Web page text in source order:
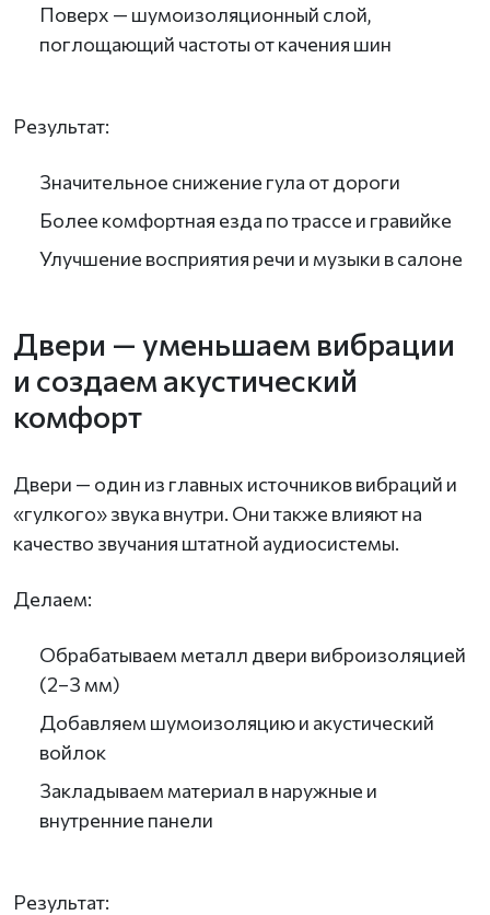
Поверх — шумоизоляционный слой,
поглощающий частоты от качения шин
Результат:
Значительное снижение гула от дороги
Более комфортная езда по трассе и гравийке
Улучшение восприятия речи и музыки в салоне
Двери — уменьшаем вибрации
и создаем акустический
комфорт
Двери — один из главных источников вибраций и
«гулкого» звука внутри. Они также влияют на
качество звучания штатной аудиосистемы.
Делаем:
Обрабатываем металл двери виброизоляцией
(2–3 мм)
Добавляем шумоизоляцию и акустический
войлок
Закладываем материал в наружные и
внутренние панели
Результат: